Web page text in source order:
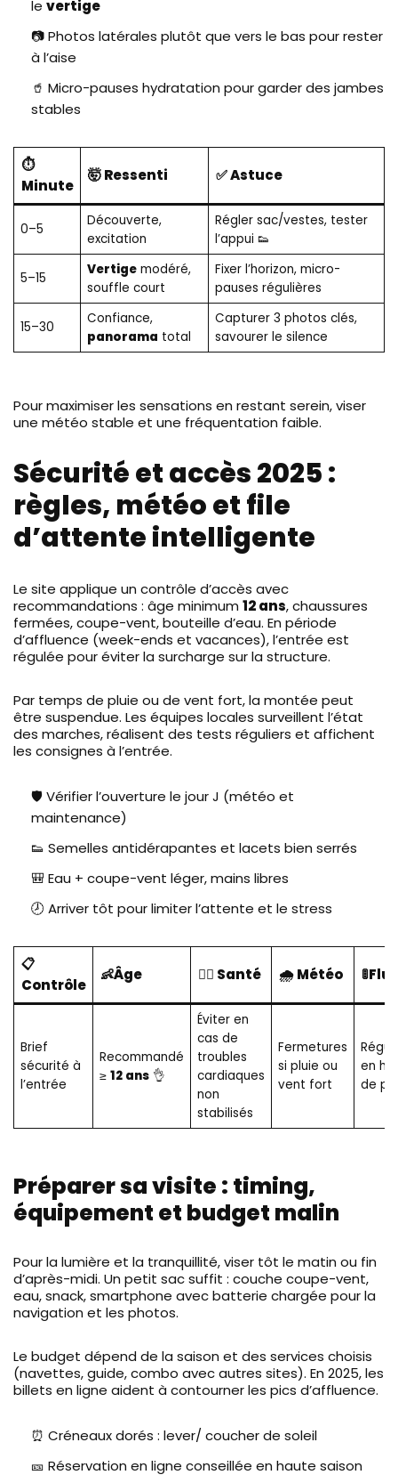
le vertige
📷 Photos latérales plutôt que vers le bas pour rester
à l’aise
🥤 Micro-pauses hydratation pour garder des jambes
stables
⏱️
Minute
🤯 Ressenti ✅ Astuce
0–5
Découverte,
excitation
Régler sac/vestes, tester
l’appui 👟
5–15
Vertigemodéré,
souffle court
Fixer l’horizon, micro-
pauses régulières
15–30
Confiance,
panorama total
Capturer 3 photos clés,
savourer le silence
Pour maximiser les sensations en restant serein, viser
une météo stable et une fréquentation faible.
Sécurité et accès 2025 :
règles, météo et file
d’attente intelligente
Le site applique un contrôle d’accès avec
recommandations : âge minimum 12 ans, chaussures
fermées, coupe-vent, bouteille d’eau. En période
d’affluence (week-ends et vacances), l’entrée est
régulée pour éviter la surcharge sur la structure.
Par temps de pluie ou de vent fort, la montée peut
être suspendue. Les équipes locales surveillent l’état
des marches, réalisent des tests réguliers et affichent
les consignes à l’entrée.
🛡️ Vérifier l’ouverture le jour J (météo et
maintenance)
👟 Semelles antidérapantes et lacets bien serrés
🎒 Eau + coupe-vent léger, mains libres
🕗 Arriver tôt pour limiter l’attente et le stress
📋
Contrôle
👶Âge 🧑‍⚕️ Santé 🌧️ Météo 🚦Flux
Brief
sécurité à
l’entrée
Recommandé
≥ 12 ans👌
Éviter en
cas de
troubles
cardiaques
non
stabilisés
Fermetures
si pluie ou
vent fort
en
de
Préparer sa visite : timing,
équipement et budget malin
Pour la lumière et la tranquillité, viser tôt le matin ou fin
d’après-midi. Un petit sac suffit : couche coupe-vent,
eau, snack, smartphone avec batterie chargée pour la
navigation et les photos.
Le budget dépend de la saison et des services choisis
(navettes, guide, combo avec autres sites). En 2025, les
billets en ligne aident à contourner les pics d’affluence.
⏰ Créneaux dorés : lever/ coucher de soleil
🎫 Réservation en ligne conseillée en haute saison